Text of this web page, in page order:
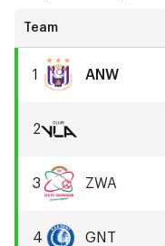
1
RSCA
Women
ANW
2
YLA
3
Zulte
Waregem
ZWA
4
GNT